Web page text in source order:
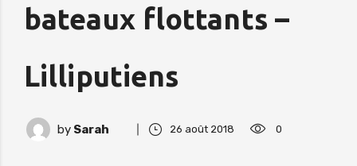
bateaux flottants –
Lilliputiens
by Sarah 26 août 2018 0